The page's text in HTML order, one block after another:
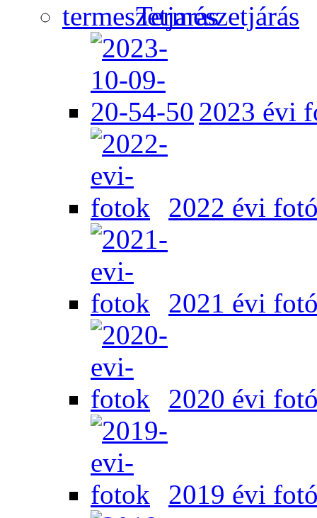
Természetjárás
2023 évi
2022 évi
2021 évi
2020 évi
2019 évi